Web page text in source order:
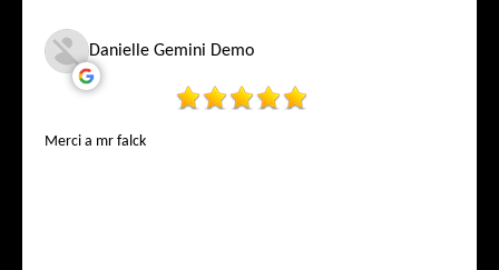
Danielle Gemini Demo
Merci a mr falck